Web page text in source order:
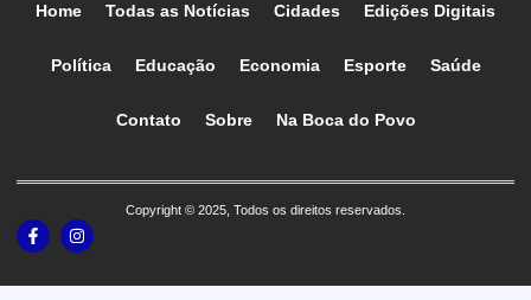
Home Todas as Notícias Cidades Edições Digitais
Política Educação Economia Esporte Saúde
Contato Sobre Na Boca do Povo
Copyright © 2025, Todos os direitos reservados.